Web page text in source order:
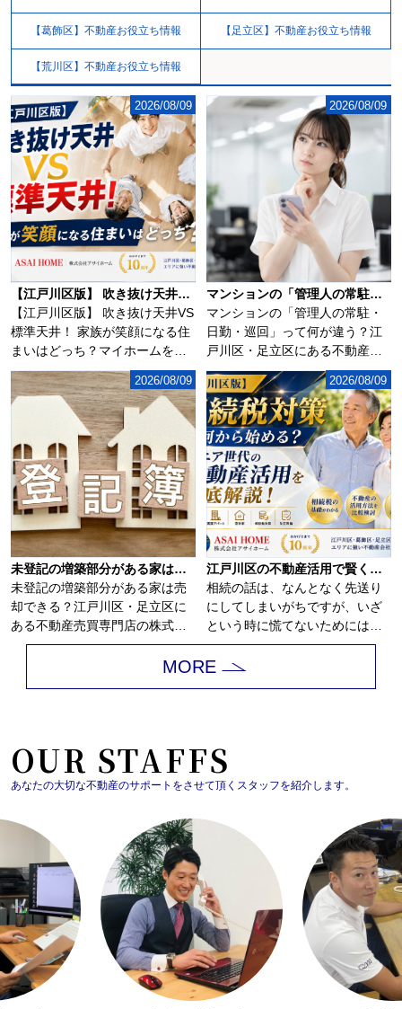
【葛飾区】不動産お役立ち情報 【足立区】不動産お役立ち情報
【荒川区】不動産お役立ち情報
【江戸川区版】 吹き抜け天井VS標準天井！ 家族が笑顔になる住まいはどっち？
【江戸川区版】 吹き抜け天井VS
標準天井！ 家族が笑顔になる住
まいはどっち？マイホームを検
討するとき...
2026/08/09
マンションの「管理人の常駐・日勤・巡回」って何が違う？
マンションの「管理人の常駐・
日勤・巡回」って何が違う？江
戸川区・足立区にある不動産売
買専門店の株式会...
2026/08/09
未登記の増築部分がある家は売却できる？
未登記の増築部分がある家は売
却できる？江戸川区・足立区に
ある不動産売買専門店の株式会
社アサイホームで...
2026/08/09
江戸川区の不動産活用で賢く相続税対策！家族が安心できる生前準備の進め方
相続の話は、なんとなく先送り
にしてしまいがちですが、いざ
という時に慌てないためには、
早めの相続税対策...
2026/08/09
MORE
OUR STAFFS
あなたの大切な不動産のサポートをさせて頂くスタッフを紹介します。